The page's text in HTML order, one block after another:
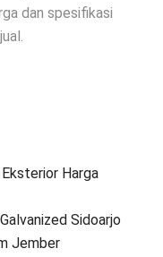
dan spesifikasi
Harga
Sidoarjo
Jember